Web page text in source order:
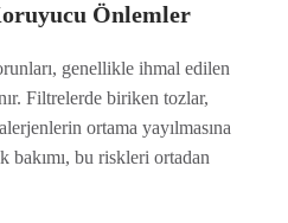
Önlemler
genellikle ihmal edilen
Filtrelerde biriken tozlar,
ortama yayılmasına
bu riskleri ortadan